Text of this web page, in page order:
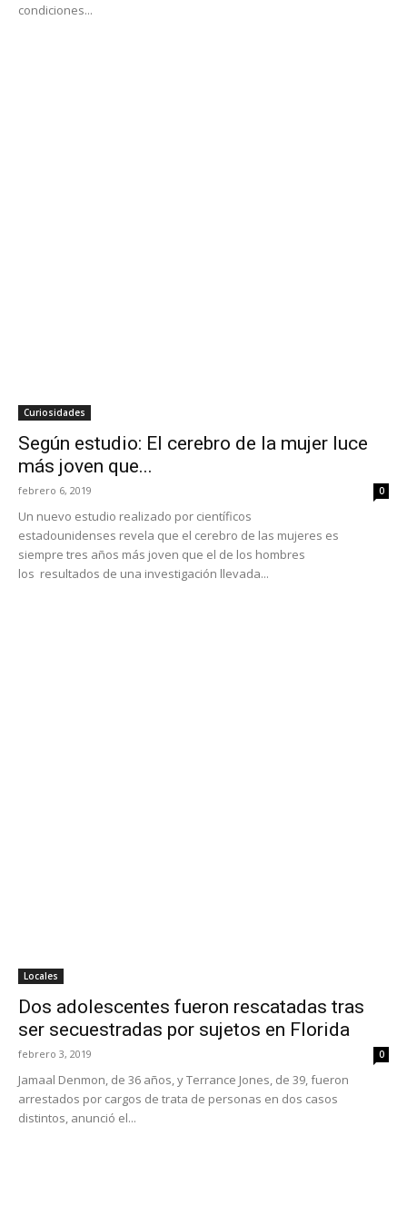
condiciones...
Curiosidades
Según estudio: El cerebro de la mujer luce
más joven que...
febrero 6, 2019 0
Un nuevo estudio realizado por científicos
estadounidenses revela que el cerebro de las mujeres es
siempre tres años más joven que el de los hombres
los resultados de una investigación llevada...
Locales
Dos adolescentes fueron rescatadas tras
ser secuestradas por sujetos en Florida
febrero 3, 2019 0
Jamaal Denmon, de 36 años, y Terrance Jones, de 39, fueron
arrestados por cargos de trata de personas en dos casos
distintos, anunció el...